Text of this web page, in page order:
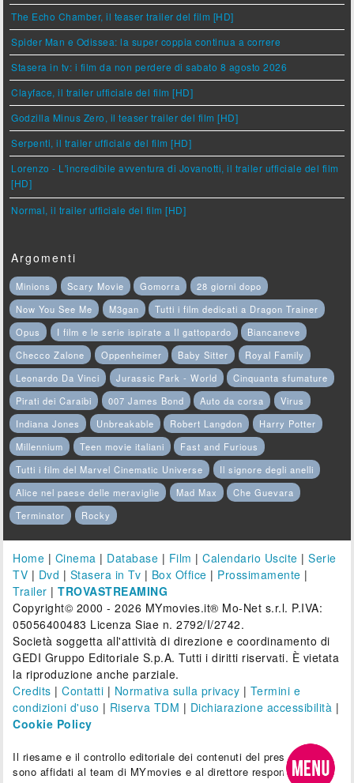
The Echo Chamber, il teaser trailer del film [HD]
Spider Man e Odissea: la super coppia continua a correre
Stasera in tv: i film da non perdere di sabato 8 agosto 2026
Clayface, il trailer ufficiale del film [HD]
Godzilla Minus Zero, il teaser trailer del film [HD]
Serpenti, il trailer ufficiale del film [HD]
Lorenzo - L'incredibile avventura di Jovanotti, il trailer ufficiale del film
[HD]
Normal, il trailer ufficiale del film [HD]
Argomenti
Minions Scary Movie Gomorra
28 giorni dopo
Now You See Me
M3gan
Tutti i film dedicati a Dragon Trainer
Opus
I film e le serie ispirate a Il gattopardo
Biancaneve
Checco Zalone
Oppenheimer Baby Sitter
Royal Family
Leonardo Da Vinci
Jurassic Park - World
Cinquanta sfumature
Pirati dei Caraibi
007 James Bond Auto da corsa
Virus
Indiana Jones
Unbreakable Robert Langdon
Harry Potter
Millennium
Teen movie italiani
Fast and Furious
Tutti i film del Marvel Cinematic Universe
Il signore degli anelli
Alice nel paese delle meraviglie
Mad Max
Che Guevara
Terminator
Rocky
Home | Cinema | Database | Film |Calendario Uscite |Serie
TV | Dvd | Stasera in Tv | Box Office | Prossimamente |
Trailer |TROVASTREAMING
Copyright© 2000 - 2026 MYmovies.it® Mo-Net s.r.l. P.IVA:
05056400483 Licenza Siae n. 2792/I/2742.
Società soggetta all'attività di direzione e coordinamento di
GEDI Gruppo Editoriale S.p.A. Tutti i diritti riservati. È vietata
la riproduzione anche parziale.
Credits |Contatti | Normativa sulla privacy | Termini e
condizioni d'uso | Riserva TDM | Dichiarazione accessibilità |
Cookie Policy
Il riesame e il controllo editoriale dei contenuti del presente sito
sono affidati al team di MYmovies e al direttore responsabile.